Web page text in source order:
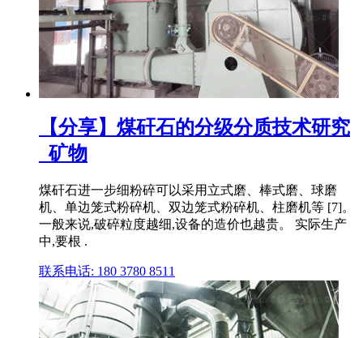
【分享】煤矸石的分级分质技术研究
_矿物
煤矸石进一步细粉碎可以采用立式磨、棒式磨、球磨
机、单边笼式粉碎机、双边笼式粉碎机、柱磨机等 [7]。
一般来说,破碎粒度越细,设备的造价也越贵。 实际生产
中,要根 .
联系电话: 180 3780 8511